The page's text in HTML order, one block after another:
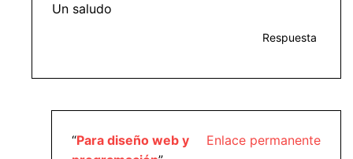
Un saludo
Respuesta
Enlace permanente
“Para diseño web y